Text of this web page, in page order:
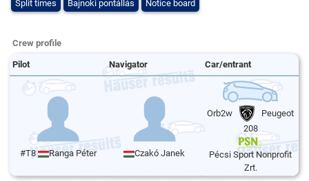
Split times
Bajnoki pontállás Notice board
Crew profile
Pilot Navigator Car/entrant
#T8 Ranga Péter Czakó Janek
Orb2w
Peugeot
208
Pécsi Sport Nonprofit
Zrt.